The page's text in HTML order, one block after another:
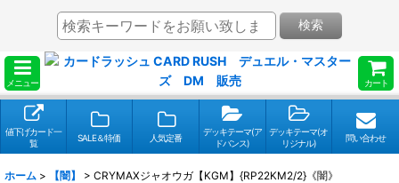
メニュー カート
検索
値下げカード一
覧
SALE＆特価 人気定番
デッキテーマ(ア
ドバンス)
デッキテーマ(オ
リジナル)
問い合わせ
ホーム > 【闇】 > CRYMAXジャオウガ【KGM】{RP22KM2/2}《闇》